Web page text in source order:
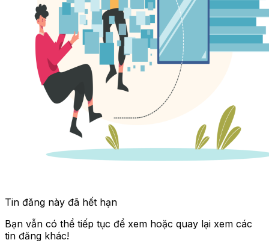
Tin đăng này đã hết hạn
Bạn vẫn có thể tiếp tục để xem hoặc quay lại xem các
tin đăng khác!